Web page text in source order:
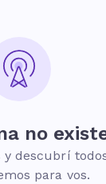
no
y descubrí
para vos.